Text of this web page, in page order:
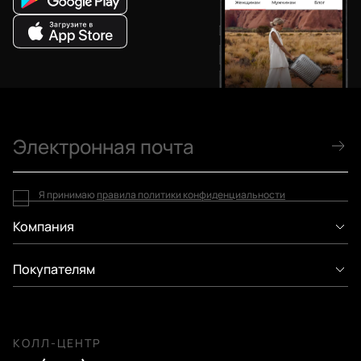
Компания
Покупателям
КОЛЛ-ЦЕНТР
Я принимаю правила политики конфиденциальности